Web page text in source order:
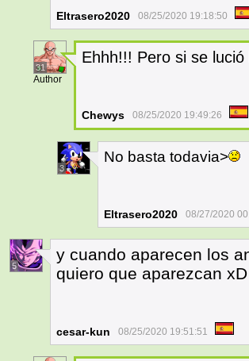
Eltrasero2020 08/25/2020 19:18:50
31
Author
Ehhh!!! Pero si se lució
Chewys 08/25/2020 19:49:26
3
No basta todavia>
Eltrasero2020 08/27/2020
5
y cuando aparecen los
quiero que aparezcan xD
cesar-kun 08/25/2020 19:51:51